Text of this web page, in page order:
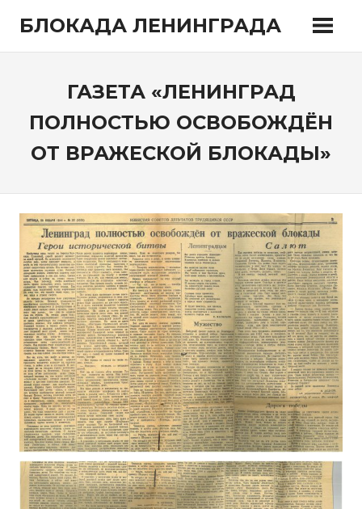
содержимому
БЛОКАДА ЛЕНИНГРАДА
ГАЗЕТА «ЛЕНИНГРАД
ПОЛНОСТЬЮ ОСВОБОЖДЁН
ОТ ВРАЖЕСКОЙ БЛОКАДЫ»